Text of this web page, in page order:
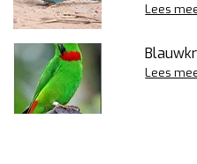
Lees
Lees